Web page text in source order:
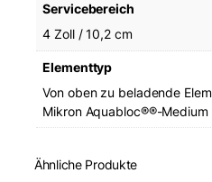
Servicebereich
4 Zoll / 10,2 cm
Elementtyp
Von oben zu beladende
Mikron Aquabloc®®-Medium
Ähnliche Produkte